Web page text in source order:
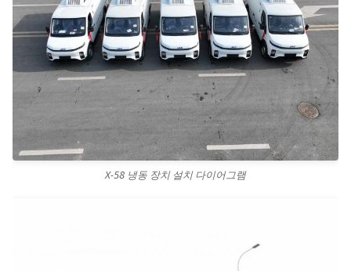
X-58 냉동 장치 설치 다이어그램